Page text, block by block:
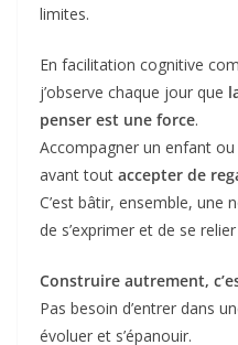
limites.
En facilitation cognitive
j’observe chaque jour que
penser est une force.
Accompagner un enfant ou
avant tout accepter de
C’est bâtir, ensemble, une
de s’exprimer et de se
Construire autrement,
Pas besoin d’entrer dans
évoluer et s’épanouir.